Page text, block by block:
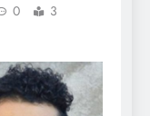
0
3